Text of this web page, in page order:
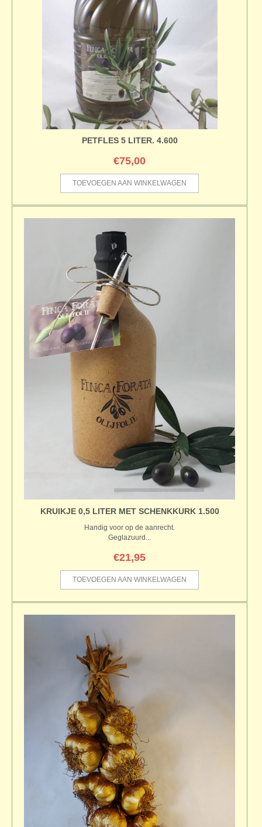
PETFLES 5 LITER. 4.600
€75,00
TOEVOEGEN AAN WINKELWAGEN
KRUIKJE 0,5 LITER MET SCHENKKURK 1.500
Handig voor op de aanrecht.
Geglazuurd...
€21,95
TOEVOEGEN AAN WINKELWAGEN